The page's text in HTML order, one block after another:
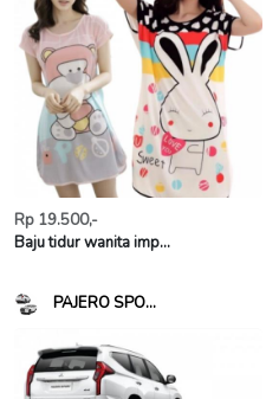
Rp 19.500,-
Baju tidur wanita imp...
PAJERO SPO...